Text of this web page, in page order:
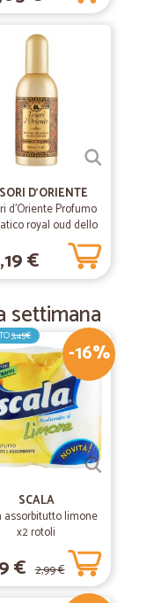
D'ORIENTE
d'Oriente Profumo
royal oud dello
Yemen 100 ml.
€
settimana
-16%
3,45€
SCALA
assorbitutto limone
x2 rotoli
€ 2,99 €